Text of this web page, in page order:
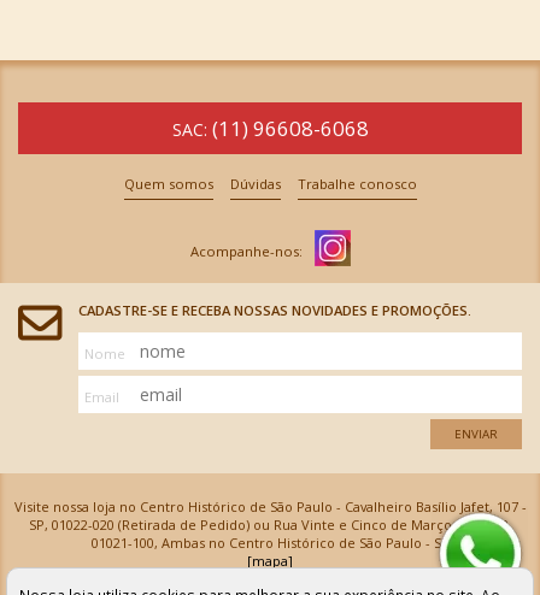
SAC: (11) 96608-6068
Quem somos Dúvidas Trabalhe conosco
CADASTRE-SE E RECEBA NOSSAS NOVIDADES E PROMOÇÕES.
Nome
Email
ENVIAR
Visite nossa loja no Centro Histórico de São Paulo - Cavalheiro Basílio Jafet, 107 -
SP, 01022-020 (Retirada de Pedido) ou Rua Vinte e Cinco de Março, 576 - SP,
01021-100, Ambas no Centro Histórico de São Paulo - SP
[mapa]
Armarinhos Santa Cecília Ltda | CNPJ: 61.069.639/0001-18